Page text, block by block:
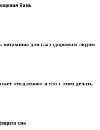
бань
витамины для глаз здоровым людям
«медленно» и что с этим делать
сна